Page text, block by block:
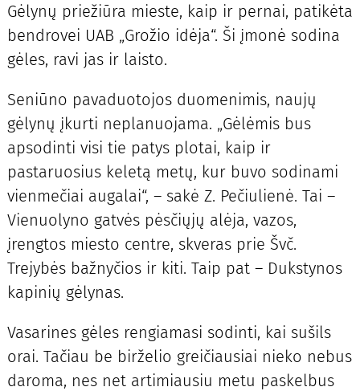
Gėlynų priežiūra mieste, kaip ir pernai, patikėta
bendrovei UAB „Grožio idėja“. Ši įmonė sodina
gėles, ravi jas ir laisto.
Seniūno pavaduotojos duomenimis, naujų
gėlynų įkurti neplanuojama. „Gėlėmis bus
apsodinti visi tie patys plotai, kaip ir
pastaruosius keletą metų, kur buvo sodinami
vienmečiai augalai“, – sakė Z. Pečiulienė. Tai –
Vienuolyno gatvės pėsčiųjų alėja, vazos,
įrengtos miesto centre, skveras prie Švč.
Trejybės bažnyčios ir kiti. Taip pat – Dukstynos
kapinių gėlynas.
Vasarines gėles rengiamasi sodinti, kai sušils
orai. Tačiau be birželio greičiausiai nieko nebus
daroma, nes net artimiausiu metu paskelbus